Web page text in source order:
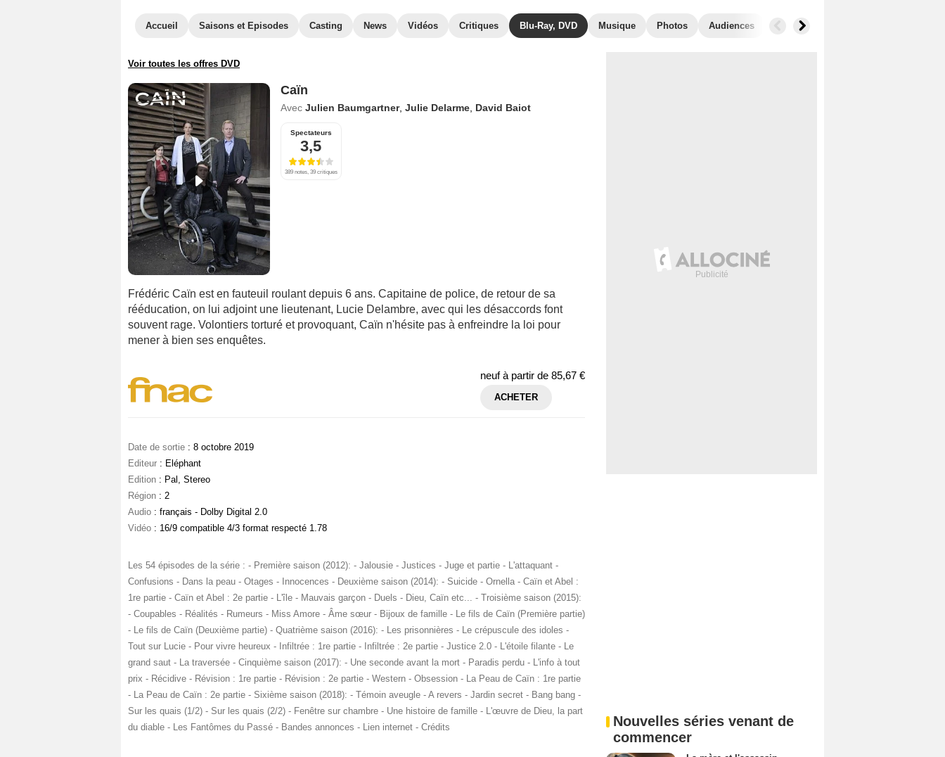
Accueil Saisons et Episodes Casting News Vidéos Critiques Blu-Ray, DVD Musique Photos Audiences
Voir toutes les offres DVD
Caïn
Avec Julien Baumgartner, Julie Delarme, David Baiot
Spectateurs
3,5
389 notes, 39 critiques
Frédéric Caïn est en fauteuil roulant depuis 6 ans. Capitaine de police, de retour de sa
rééducation, on lui adjoint une lieutenant, Lucie Delambre, avec qui les désaccords font
souvent rage. Volontiers torturé et provoquant, Caïn n'hésite pas à enfreindre la loi pour
mener à bien ses enquêtes.
neuf à partir de 85,67 €
ACHETER
Date de sortie : 8 octobre 2019
Editeur : Eléphant
Edition : Pal, Stereo
Région : 2
Audio : français - Dolby Digital 2.0
Vidéo : 16/9 compatible 4/3 format respecté 1.78
Les 54 épisodes de la série : - Première saison (2012): - Jalousie - Justices - Juge et partie - L'attaquant -
Confusions - Dans la peau - Otages - Innocences - Deuxième saison (2014): - Suicide - Ornella - Caïn et Abel :
1re partie - Caïn et Abel : 2e partie - L'île - Mauvais garçon - Duels - Dieu, Caïn etc... - Troisième saison (2015):
- Coupables - Réalités - Rumeurs - Miss Amore - Âme sœur - Bijoux de famille - Le fils de Caïn (Première partie)
- Le fils de Caïn (Deuxième partie) - Quatrième saison (2016): - Les prisonnières - Le crépuscule des idoles -
Tout sur Lucie - Pour vivre heureux - Infiltrée : 1re partie - Infiltrée : 2e partie - Justice 2.0 - L'étoile filante - Le
grand saut - La traversée - Cinquième saison (2017): - Une seconde avant la mort - Paradis perdu - L'info à tout
prix - Récidive - Révision : 1re partie - Révision : 2e partie - Western - Obsession - La Peau de Caïn : 1re partie
- La Peau de Caïn : 2e partie - Sixième saison (2018): - Témoin aveugle - A revers - Jardin secret - Bang bang -
Sur les quais (1/2) - Sur les quais (2/2) - Fenêtre sur chambre - Une histoire de famille - L'œuvre de Dieu, la part
du diable - Les Fantômes du Passé - Bandes annonces - Lien internet - Crédits
Nouvelles séries venant de
commencer